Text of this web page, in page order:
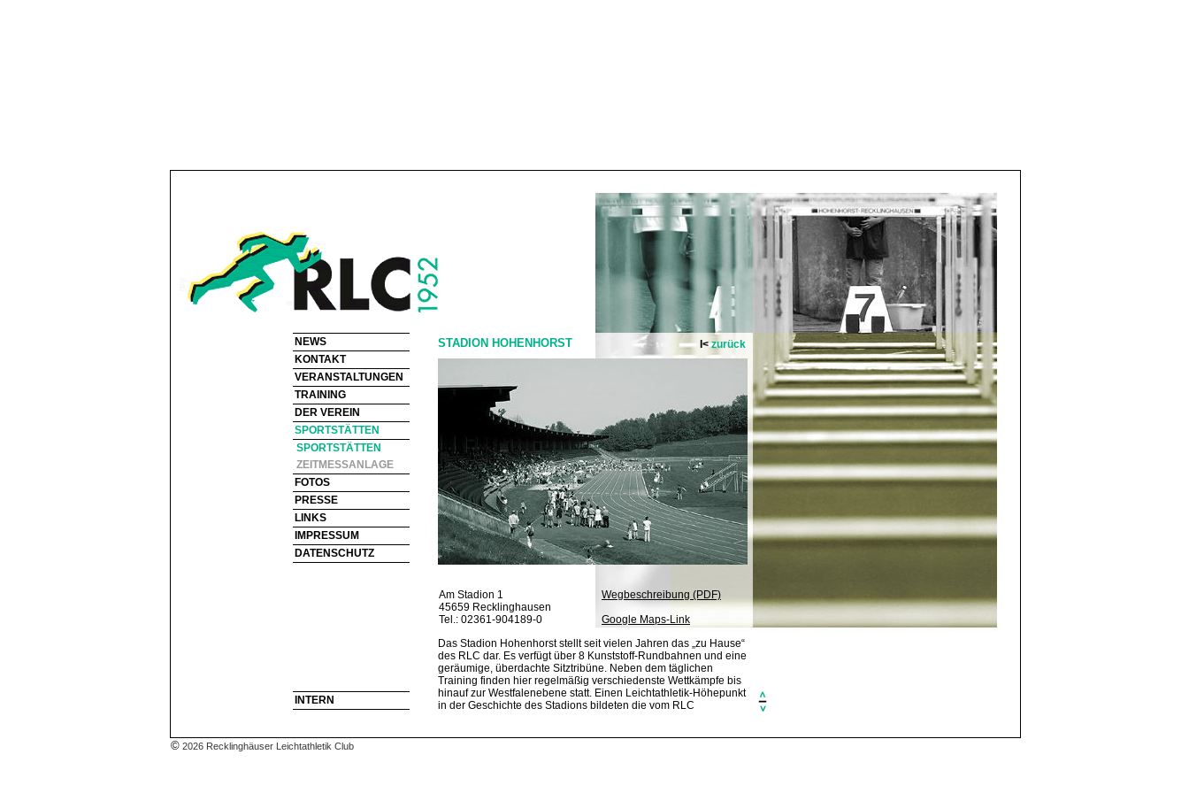
NEWS
KONTAKT
VERANSTALTUNGEN
TRAINING
DER VEREIN
SPORTSTÄTTEN
SPORTSTÄTTEN
ZEITMESSANLAGE
FOTOS
PRESSE
LINKS
IMPRESSUM
DATENSCHUTZ
INTERN
I<zurück
STADION HOHENHORST
Am Stadion 1
45659 Recklinghausen
Tel.: 02361-904189-0
Wegbeschreibung (PDF)
Google Maps-Link
Das Stadion Hohenhorst stellt seit vielen Jahren das „zu Hause“
des RLC dar. Es verfügt über 8 Kunststoff-Rundbahnen und eine
geräumige, überdachte Sitztribüne. Neben dem täglichen
Training finden hier regelmäßig verschiedenste Wettkämpfe bis
hinauf zur Westfalenebene statt. Einen Leichtathletik-Höhepunkt
in der Geschichte des Stadions bildeten die vom RLC
© 2026 Recklinghäuser Leichtathletik Club